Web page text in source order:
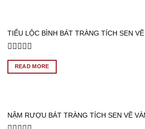
TIỂU LỘC BÌNH BÁT TRÀNG TÍCH SEN VẼ
Rated
out
READ MORE
NẬM RƯỢU BÁT TRÀNG TÍCH SEN VẼ